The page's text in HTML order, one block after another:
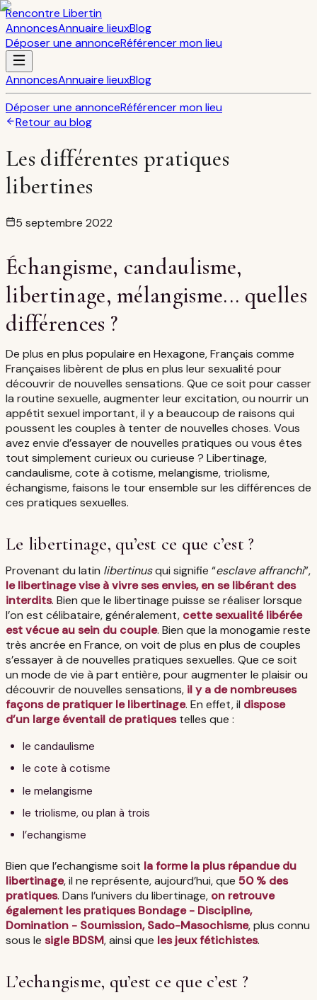
Rencontre Libertin
AnnoncesAnnuaire lieuxBlog
Déposer une annonceRéférencer mon lieu
AnnoncesAnnuaire lieuxBlog
Déposer une annonceRéférencer mon lieu
Retour au blog
Les différentes pratiques
libertines
5 septembre 2022
Échangisme, candaulisme,
libertinage, mélangisme... quelles
différences ?
De plus en plus populaire en Hexagone, Français comme
Françaises libèrent de plus en plus leur sexualité pour
découvrir de nouvelles sensations. Que ce soit pour casser
la routine sexuelle, augmenter leur excitation, ou nourrir un
appétit sexuel important, il y a beaucoup de raisons qui
poussent les couples à tenter de nouvelles choses. Vous
avez envie d’essayer de nouvelles pratiques ou vous êtes
tout simplement curieux ou curieuse ? Libertinage,
candaulisme, cote à cotisme, melangisme, triolisme,
échangisme, faisons le tour ensemble sur les différences de
ces pratiques sexuelles.
Le libertinage, qu’est ce que c’est ?
Provenant du latin libertinusqui signifie “esclave affranchi”,
le libertinage vise à vivre ses envies, en se libérant des
interdits. Bien que le libertinage puisse se réaliser lorsque
l’on est célibataire, généralement, cette sexualité libérée
est vécue au sein du couple. Bien que la monogamie reste
très ancrée en France, on voit de plus en plus de couples
s’essayer à de nouvelles pratiques sexuelles. Que ce soit
un mode de vie à part entière, pour augmenter le plaisir ou
découvrir de nouvelles sensations, il y a de nombreuses
façons de pratiquer le libertinage. En effet, il dispose
d’un large éventail de pratiquestelles que :
le candaulisme
le cote à cotisme
le melangisme
le triolisme, ou plan à trois
l’echangisme
Bien que l’echangisme soit la forme la plus répandue du
libertinage, il ne représente, aujourd’hui, que 50 % des
pratiques. Dans l’univers du libertinage, on retrouve
également les pratiques Bondage - Discipline,
Domination - Soumission, Sado-Masochisme, plus connu
sous le sigle BDSM, ainsi que les jeux fétichistes.
L’echangisme, qu’est ce que c’est ?